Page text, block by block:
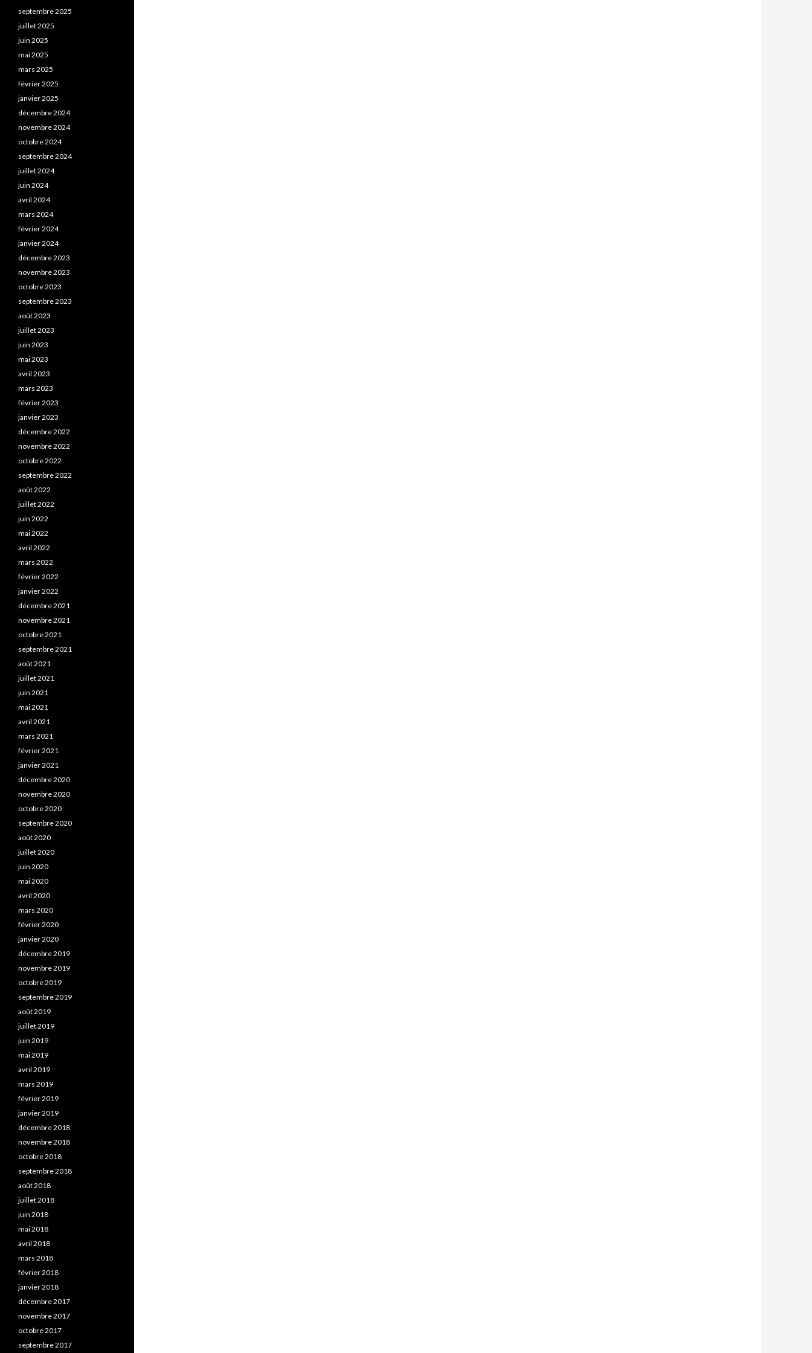
septembre 2025
juillet 2025
juin 2025
mai 2025
mars 2025
février 2025
janvier 2025
décembre 2024
novembre 2024
octobre 2024
septembre 2024
juillet 2024
juin 2024
avril 2024
mars 2024
février 2024
janvier 2024
décembre 2023
novembre 2023
octobre 2023
septembre 2023
août 2023
juillet 2023
juin 2023
mai 2023
avril 2023
mars 2023
février 2023
janvier 2023
décembre 2022
novembre 2022
octobre 2022
septembre 2022
août 2022
juillet 2022
juin 2022
mai 2022
avril 2022
mars 2022
février 2022
janvier 2022
décembre 2021
novembre 2021
octobre 2021
septembre 2021
août 2021
juillet 2021
juin 2021
mai 2021
avril 2021
mars 2021
février 2021
janvier 2021
décembre 2020
novembre 2020
octobre 2020
septembre 2020
août 2020
juillet 2020
juin 2020
mai 2020
avril 2020
mars 2020
février 2020
janvier 2020
décembre 2019
novembre 2019
octobre 2019
septembre 2019
août 2019
juillet 2019
juin 2019
mai 2019
avril 2019
mars 2019
février 2019
janvier 2019
décembre 2018
novembre 2018
octobre 2018
septembre 2018
août 2018
juillet 2018
juin 2018
mai 2018
avril 2018
mars 2018
février 2018
janvier 2018
décembre 2017
novembre 2017
octobre 2017
septembre 2017